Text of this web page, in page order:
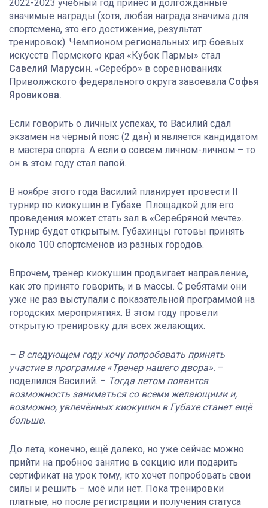
2022-2023 учебный год принёс и долгожданные
значимые награды (хотя, любая награда значима для
спортсмена, это его достижение, результат
тренировок). Чемпионом региональных игр боевых
искусств Пермского края «Кубок Пармы» стал
Савелий Марусин. «Серебро» в соревнованиях
Приволжского федерального округа завоевала Софья
Яровикова.
Если говорить о личных успехах, то Василий сдал
экзамен на чёрный пояс (2 дан) и является кандидатом
в мастера спорта. А если о совсем личном-личном – то
он в этом году стал папой.
В ноябре этого года Василий планирует провести II
турнир по киокушин в Губахе. Площадкой для его
проведения может стать зал в «Серебряной мечте».
Турнир будет открытым. Губахинцы готовы принять
около 100 спортсменов из разных городов.
Впрочем, тренер киокушин продвигает направление,
как это принято говорить, и в массы. С ребятами они
уже не раз выступали с показательной программой на
городских мероприятиях. В этом году провели
открытую тренировку для всех желающих.
– В следующем году хочу попробовать принять
участие в программе «Тренер нашего двора». –
поделился Василий. – Тогда летом появится
возможность заниматься со всеми желающими и,
возможно, увлечённых киокушин в Губахе станет ещё
больше.
До лета, конечно, ещё далеко, но уже сейчас можно
прийти на пробное занятие в секцию или подарить
сертификат на урок тому, кто хочет попробовать свои
силы и решить – моё или нет. Пока тренировки
платные, но после регистрации и получения статуса